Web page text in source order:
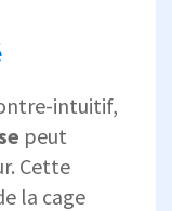
intuitif,
peut
Cette
la cage